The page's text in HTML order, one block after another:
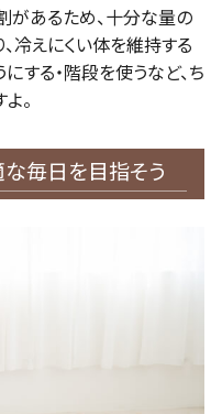
があるため、十分な量の
冷えにくい体を維持する
する・階段を使うなど、ち
。
毎日を目指そう